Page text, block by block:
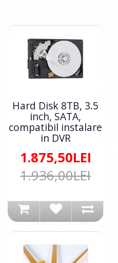
Hard Disk 8TB, 3.5
inch, SATA,
compatibil instalare
in DVR
1.875,50LEI
1.936,00LEI